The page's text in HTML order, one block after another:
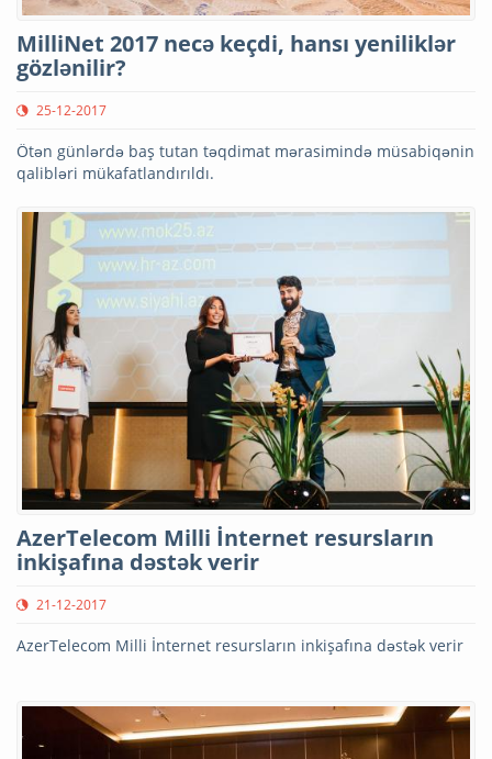
MilliNet 2017 necə keçdi, hansı yeniliklər
gözlənilir?
25-12-2017
Ötən günlərdə baş tutan təqdimat mərasimində müsabiqənin
qalibləri mükafatlandırıldı.
AzerTelecom Milli İnternet resursların
inkişafına dəstək verir
21-12-2017
AzerTelecom Milli İnternet resursların inkişafına dəstək verir